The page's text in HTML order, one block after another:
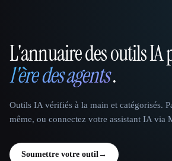
That AI Collection
L'annuaire des outils IA
l'ère des agents.
Outils IA vérifiés à la main et catégorisés.
même, ou connectez votre assistant IA via
Soumettre votre outil →